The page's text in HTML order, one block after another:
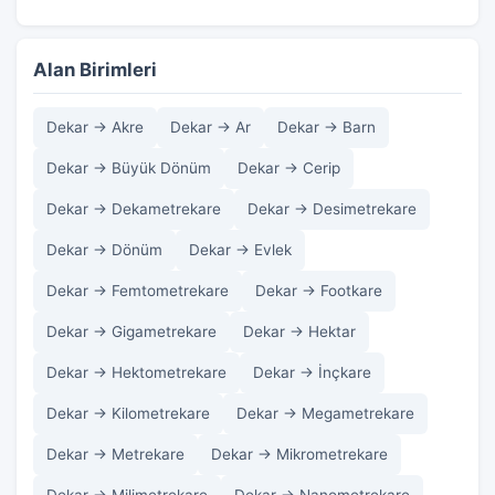
Alan Birimleri
Dekar → Akre Dekar → Ar Dekar → Barn
Dekar → Büyük Dönüm Dekar → Cerip
Dekar → Dekametrekare Dekar → Desimetrekare
Dekar → Dönüm Dekar → Evlek
Dekar → Femtometrekare Dekar → Footkare
Dekar → Gigametrekare Dekar → Hektar
Dekar → Hektometrekare Dekar → İnçkare
Dekar → Kilometrekare Dekar → Megametrekare
Dekar → Metrekare Dekar → Mikrometrekare